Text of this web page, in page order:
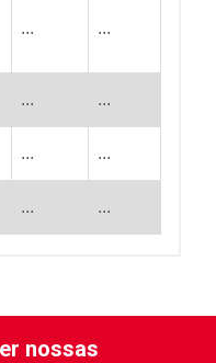
... ...
... ...
... ...
... ...
nossas